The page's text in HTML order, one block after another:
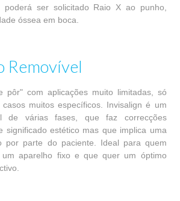
poderá ser solicitado Raio X ao punho,
óssea em boca.
Removível
pôr" com aplicações muito limitadas, só
muitos específicos. Invisalign é um
de várias fases, que faz correcções
significado estético mas que implica uma
por parte do paciente. Ideal para quem
aparelho fixo e que quer um óptimo